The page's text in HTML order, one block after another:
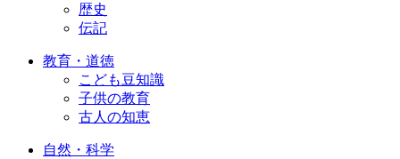
歴史
伝記
教育・道徳
こども豆知識
子供の教育
古人の知恵
自然・科学